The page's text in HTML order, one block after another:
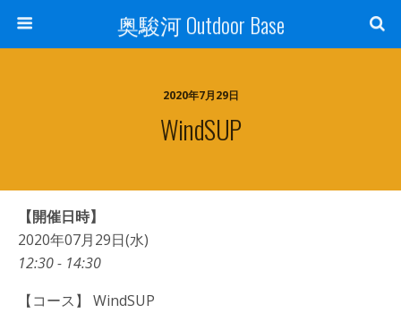
奥駿河 Outdoor Base
2020年7月29日
WindSUP
【開催日時】
2020年07月29日(水)
12:30 - 14:30
【コース】 WindSUP